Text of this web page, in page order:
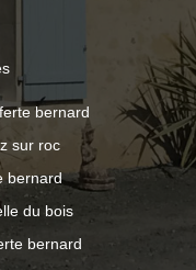
bernard
sur roc
bernard
du bois
bernard